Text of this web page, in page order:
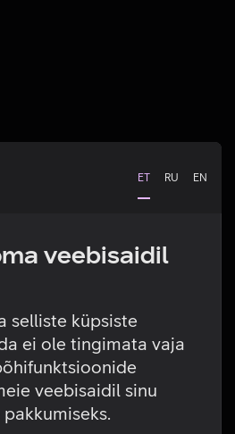
ET RU EN
veebisaidil
selliste küpsiste
ei ole tingimata vaja
veebisaidil sinu
viga